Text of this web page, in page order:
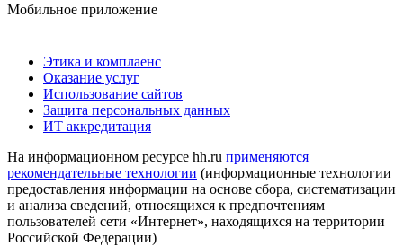
Мобильное приложение
Этика и комплаенс
Оказание услуг
Использование сайтов
Защита персональных данных
ИТ аккредитация
На информационном ресурсе hh.ru применяются
рекомендательные технологии (информационные технологии
предоставления информации на основе сбора, систематизации
и анализа сведений, относящихся к предпочтениям
пользователей сети «Интернет», находящихся на территории
Российской Федерации)